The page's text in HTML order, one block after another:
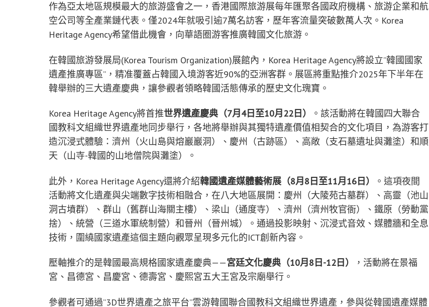
作為亞太地區規模最大的旅游盛會之一，香港國際旅游展每年匯聚各國政府機構、旅游企業和航
空公司等全產業鏈代表。僅2024年就吸引逾7萬名訪客，歷年客流量突破數萬人次。Korea
Heritage Agency希望借此機會，向華語圈游客推廣韓國文化旅游。
在韓國旅游發展局(Korea Tourism Organization)展館內，Korea Heritage Agency將設立”韓國國家
遺產推廣專區”，精准覆蓋占韓國入境游客近90%的亞洲客群。展區將重點推介2025年下半年在
韓舉辦的三大遺產慶典，讓參觀者領略韓國活態傳承的歷史文化瑰寶。
Korea Heritage Agency將首推世界遺產慶典（7月 4日至10月 22 日）
。該活動將在韓國四大聯合
國教科文組織世界遺產地同步舉行，各地將舉辦與其獨特遺產價值相契合的文化項目，為游客打
造沉浸式體驗：濟州（火山島與熔巖巖洞）、慶州（古跡區）、高敞（支石墓遺址與灘塗）和順
天（山寺-韓國的山地僧院與灘塗）。
此外，Korea Heritage Agency還將介紹韓國遺產媒體藝術展（8月8日至11月16日）
。這項夜間
活動將文化遺產與尖端數字技術相融合，在八大地區展開：慶州（大陵苑古墓群）、高靈（池山
洞古墳群）、群山（舊群山海關主樓）、梁山（通度寺）、濟州（濟州牧官衙）、鐵原（勞動黨
捨）、統營（三道水軍統制營）和晉州（晉州城）。通過投影映射、沉浸式音效、媒體牆和全息
技術，圍繞國家遺產這個主題向觀眾呈現多元化的ICT創新內容。
壓軸推介的是韓國最高規格國家遺產慶典——宮廷文化慶典（10月 8 日 -12 日）
，活動將在景福
宮、昌德宮、昌慶宮、德壽宮、慶熙宮五大王宮及宗廟舉行。
參觀者可通過”3D世界遺產之旅平台”雲游韓國聯合國教科文組織世界遺產，參與從韓國遺產媒體